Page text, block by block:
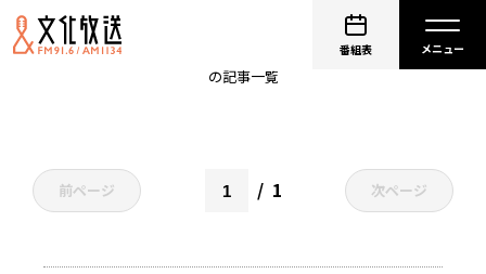
番組表
の記事一覧
前ページ 1 次ページ